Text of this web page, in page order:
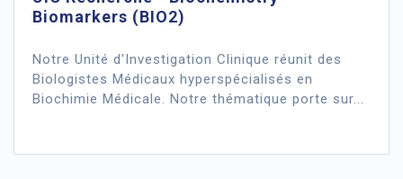
Biomarkers (BIO2)
Notre Unité d'Investigation Clinique réunit des
Biologistes Médicaux hyperspécialisés en
Biochimie Médicale. Notre thématique porte sur...